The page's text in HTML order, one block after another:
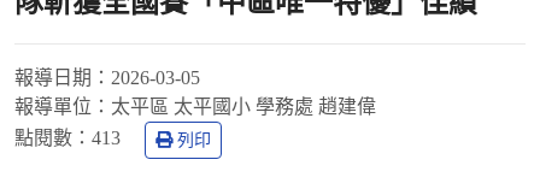
報導日期： 2026-03-05
報導單位： 太平區 太平國小 學務處 趙建偉
點閱數： 413 列印